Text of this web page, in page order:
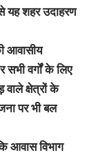
यह शहर उदाहरण
आवासीय
वर्गों के लिए
वाले क्षेत्रों के
पर भी बल
आवास विभाग